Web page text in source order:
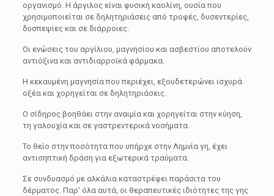
οργανισμό. Η άργιλος είναι φυσική καολίνη, ουσία που
χρησιμοποιείται σε δηλητηριάσεις από τροφές, δυσεντερίες,
δυσπεψίες και σε διάρροιες.
Οι ενώσεις του αργίλιου, μαγνησίου και ασβεστίου αποτελούν
αντιόξινα και αντιδιαρροϊκά φάρμακα.
Η κεκαυμένη μαγνησία που περιέχει, εξουδετερώνει ισχυρά
οξέα και χορηγείται σε δηλητηριάσεις.
Ο σίδηρος βοηθάει στην αναιμία και χορηγείται στην κύηση,
τη γαλουχία και σε γαστρεντερικά νοσήματα.
Το θείο στην ποσότητα που υπήρχε στην Λημνία γη, έχει
αντισηπτική δράση για εξωτερικά τραύματα.
Σε συνδυασμό με αλκάλια καταστρέφει παράσιτα του
δέρματος. Παρ’ όλα αυτά, οι θεραπευτικές ιδιότητες της γης